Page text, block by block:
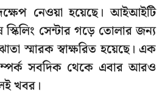
নেওয়া হয়েছে। আইআইটি
সেন্টার গড়ে তোলার জন্য
স্মারক স্বাক্ষরিত হয়েছে। এক
সবদিক থেকে এবার আরও
খবর।